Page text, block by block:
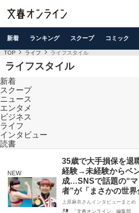
新着 ランキング スクープ コミック
TOP ライフ ライフスタイル
ライフスタイル
新着
スクープ
ニュース
エンタメ
ビジネス
ライフ
インタビュー
読書
NEW
35歳で大手損保を退
経験→未経験からベ
成…SNSで話題の“
者”が「まさかの世
上原麻衣さんインタビューまとめ
「文春オンライン」編集部